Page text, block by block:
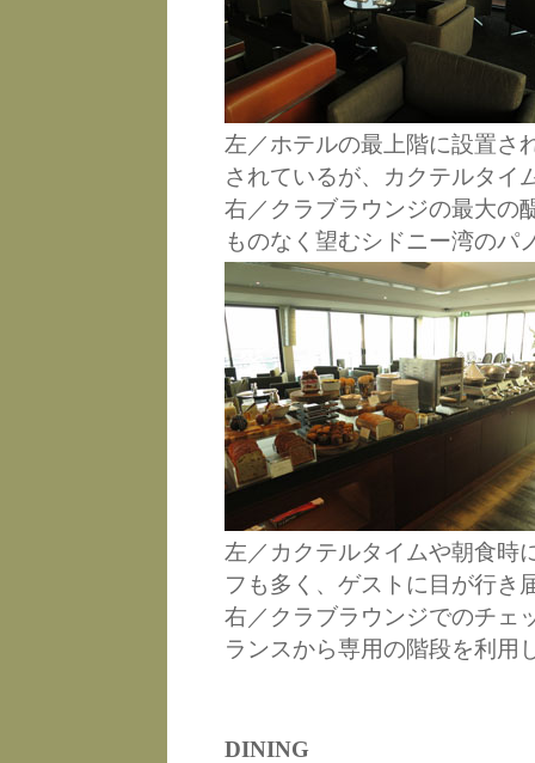
左／ホテルの最上階に設置さ
されているが、カクテルタイ
右／クラブラウンジの最大の
ものなく望むシドニー湾のパ
左／カクテルタイムや朝食時
フも多く、ゲストに目が行き
右／クラブラウンジでのチェ
ランスから専用の階段を利用
DINING